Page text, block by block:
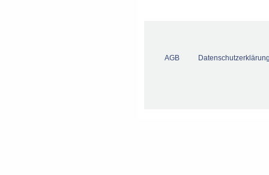
AGB